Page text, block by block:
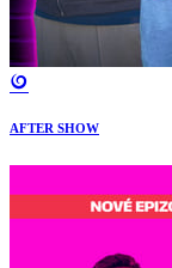
AFTER SHOW